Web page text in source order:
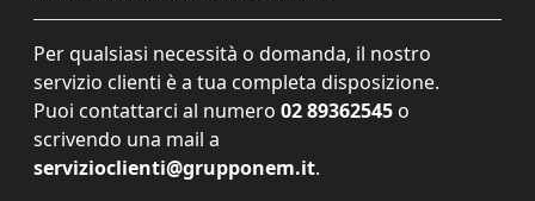
Per qualsiasi necessità o domanda, il nostro
servizio clienti è a tua completa disposizione.
Puoi contattarci al numero 02 89362545 o
scrivendo una mail a
servizioclienti@grupponem.it.